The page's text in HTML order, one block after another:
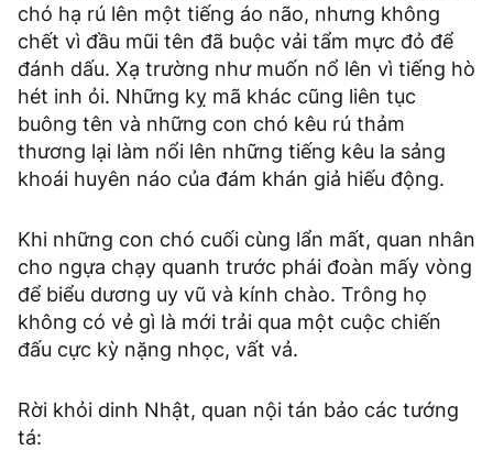
chó hạ rú lên một tiếng áo não, nhưng không
chết vì đầu mũi tên đã buộc vải tẩm mực đỏ để
đánh dấu. Xạ trường như muốn nổ lên vì tiếng hò
hét inh ỏi. Những kỵ mã khác cũng liên tục
buông tên và những con chó kêu rú thảm
thương lại làm nổi lên những tiếng kêu la sảng
khoái huyên náo của đám khán giả hiếu động.
Khi những con chó cuối cùng lẩn mất, quan nhân
cho ngựa chạy quanh trước phái đoàn mấy vòng
để biểu dương uy vũ và kính chào. Trông họ
không có vẻ gì là mới trải qua một cuộc chiến
đấu cực kỳ nặng nhọc, vất vả.
Rời khỏi dinh Nhật, quan nội tán bảo các tướng
tá: